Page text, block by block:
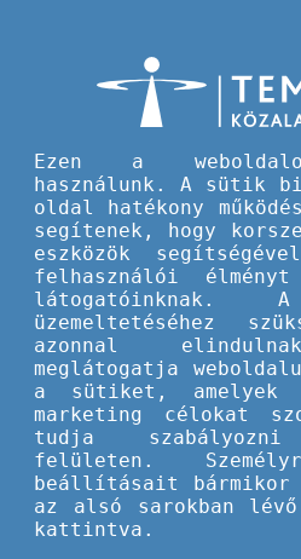
Mindenkinek
kaland! –
Tippek és ötletek
Ezen a
használunk. A sütik
oldal hatékony
segítenek, hogy
eszközök
felhasználói élményt
látogatóinknak.
üzemeltetéséhez
azonnal
meglátogatja
a sütiket, amelyek
marketing célokat
tudja
felületen.
beállításait bármikor
az alsó sarokban
kattintva.